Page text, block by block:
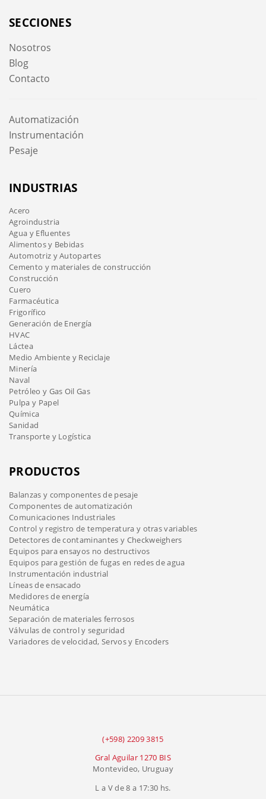
SECCIONES
Nosotros
Blog
Contacto
Automatización
Instrumentación
Pesaje
INDUSTRIAS
Acero
Agroindustria
Agua y Efluentes
Alimentos y Bebidas
Automotriz y Autopartes
Cemento y materiales de construcción
Construcción
Cuero
Farmacéutica
Frigorífico
Generación de Energía
HVAC
Láctea
Medio Ambiente y Reciclaje
Minería
Naval
Petróleo y Gas Oil Gas
Pulpa y Papel
Química
Sanidad
Transporte y Logística
PRODUCTOS
Balanzas y componentes de pesaje
Componentes de automatización
Comunicaciones Industriales
Control y registro de temperatura y otras variables
Detectores de contaminantes y Checkweighers
Equipos para ensayos no destructivos
Equipos para gestión de fugas en redes de agua
Instrumentación industrial
Líneas de ensacado
Medidores de energía
Neumática
Separación de materiales ferrosos
Válvulas de control y seguridad
Variadores de velocidad, Servos y Encoders
(+598) 2209 3815
Gral Aguilar 1270 BIS
Montevideo, Uruguay
L a V de 8 a 17:30 hs.